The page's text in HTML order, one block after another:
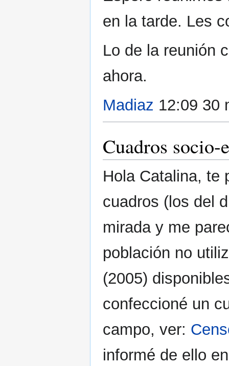
en la tarde. Les
Lo de la reunión
ahora.
Madiaz 12:09 30
Cuadros
Hola Catalina, te
cuadros (los del
mirada y me
población no
(2005)
confeccioné un
campo, ver:
informé de ello